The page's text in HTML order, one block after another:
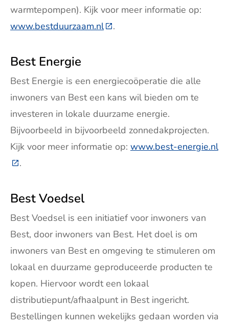
warmtepompen). Kijk voor meer informatie op:
www.bestduurzaam.nl(Deze link gaat naar een
.
Best Energie
Best Energie is een energiecoöperatie die alle
inwoners van Best een kans wil bieden om te
investeren in lokale duurzame energie.
Bijvoorbeeld in bijvoorbeeld zonnedakprojecten.
Kijk voor meer informatie op: www.best-energie.nl
(Deze link gaat naar een externe website)
.
Best Voedsel
Best Voedsel is een initiatief voor inwoners van
Best, door inwoners van Best. Het doel is om
inwoners van Best en omgeving te stimuleren om
lokaal en duurzame geproduceerde producten te
kopen. Hiervoor wordt een lokaal
distributiepunt/afhaalpunt in Best ingericht.
Bestellingen kunnen wekelijks gedaan worden via